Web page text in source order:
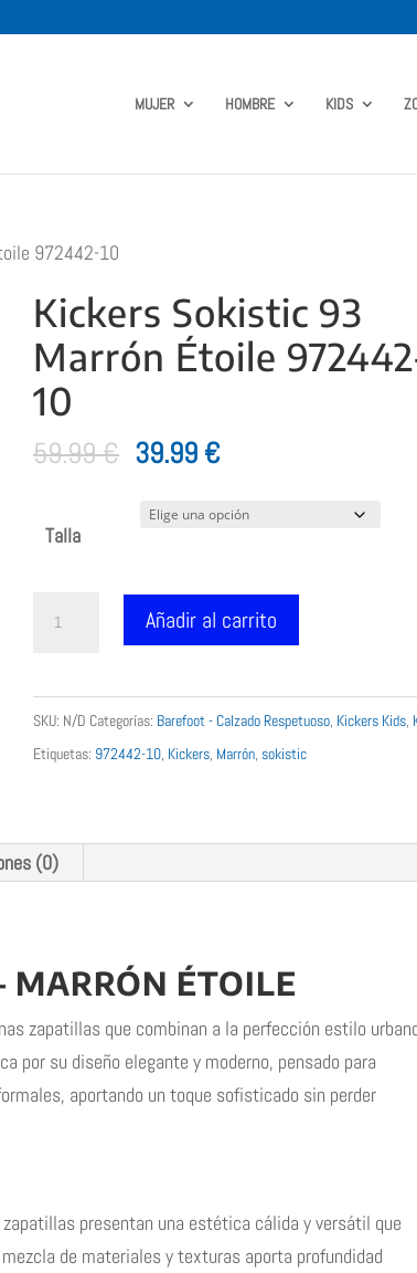
MUJER HOMBRE KIDS
972442-10
Kickers Sokistic 93
Marrón Étoile
10
59.99€ El
original
59.99 €.
39.99 €El
actual
39.99 €.
Talla
cantidad
Añadir al carrito
SKU: N/D Categorías: Barefoot - Calzado Respetuoso, Kickers Kids,
Etiquetas: 972442-10, Kickers, Marrón, sokistic
(0)
MARRÓN ÉTOILE
zapatillas que combinan a la perfección estilo
por su diseño elegante y moderno, pensado para
aportando un toque sofisticado sin perder
presentan una estética cálida y versátil que
de materiales y texturas aporta profundidad